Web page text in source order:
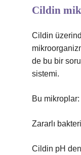
Cildin
Cildin
de bu bir
sistemi.
Bu mikroplar:
Zararlı
Cildin pH